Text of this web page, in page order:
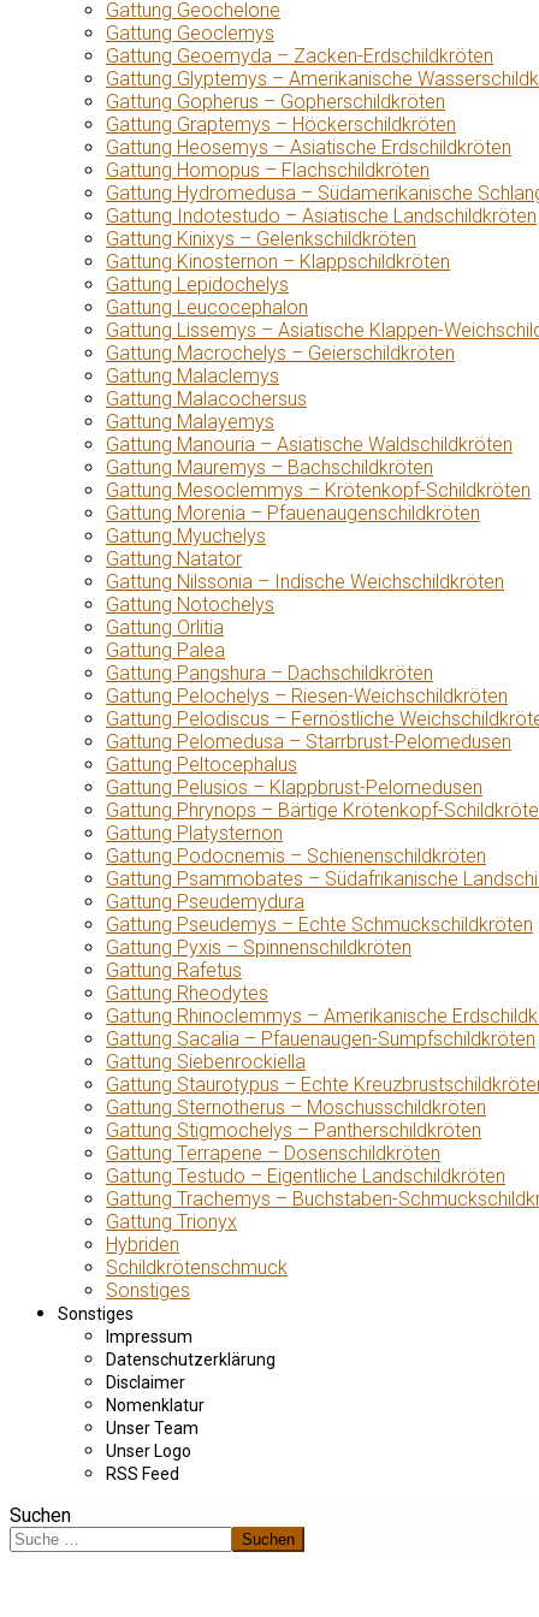
Gattung Geochelone
Gattung Geoclemys
Gattung Geoemyda – Zacken-Erdschildkröten
Gattung Glyptemys – Amerikanische
Gattung Gopherus – Gopherschildkröten
Gattung Graptemys – Höckerschildkröten
Gattung Heosemys – Asiatische Erdschildkröten
Gattung Homopus – Flachschildkröten
Gattung Hydromedusa – Südamerikanische
Gattung Indotestudo – Asiatische Landschildkröten
Gattung Kinixys – Gelenkschildkröten
Gattung Kinosternon – Klappschildkröten
Gattung Lepidochelys
Gattung Leucocephalon
Gattung Lissemys – Asiatische Klappen-
Gattung Macrochelys – Geierschildkröten
Gattung Malaclemys
Gattung Malacochersus
Gattung Malayemys
Gattung Manouria – Asiatische Waldschildkröten
Gattung Mauremys – Bachschildkröten
Gattung Mesoclemmys – Krötenkopf-Schildkröten
Gattung Morenia – Pfauenaugenschildkröten
Gattung Myuchelys
Gattung Natator
Gattung Nilssonia – Indische Weichschildkröten
Gattung Notochelys
Gattung Orlitia
Gattung Palea
Gattung Pangshura – Dachschildkröten
Gattung Pelochelys – Riesen-Weichschildkröten
Gattung Pelodiscus – Fernöstliche
Gattung Pelomedusa – Starrbrust-Pelomedusen
Gattung Peltocephalus
Gattung Pelusios – Klappbrust-Pelomedusen
Gattung Phrynops – Bärtige Krötenkopf-
Gattung Platysternon
Gattung Podocnemis – Schienenschildkröten
Gattung Psammobates – Südafrikanische
Gattung Pseudemydura
Gattung Pseudemys – Echte Schmuckschildkröten
Gattung Pyxis – Spinnenschildkröten
Gattung Rafetus
Gattung Rheodytes
Gattung Rhinoclemmys – Amerikanische
Gattung Sacalia – Pfauenaugen-Sumpfschildkröten
Gattung Siebenrockiella
Gattung Staurotypus – Echte
Gattung Sternotherus – Moschusschildkröten
Gattung Stigmochelys – Pantherschildkröten
Gattung Terrapene – Dosenschildkröten
Gattung Testudo – Eigentliche Landschildkröten
Gattung Trachemys – Buchstaben-
Gattung Trionyx
Hybriden
Schildkrötenschmuck
Sonstiges
Sonstiges
Impressum
Datenschutzerklärung
Disclaimer
Nomenklatur
Unser Team
Unser Logo
RSS Feed
Suchen
Suchen